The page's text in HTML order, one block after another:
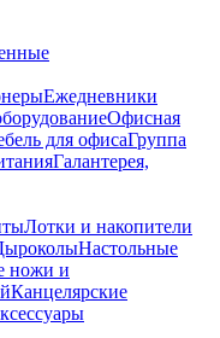
Ежедневники
Офисная
для офисаГруппа
Галантерея,
Лотки и накопители
Настольные
ножи и
Канцелярские